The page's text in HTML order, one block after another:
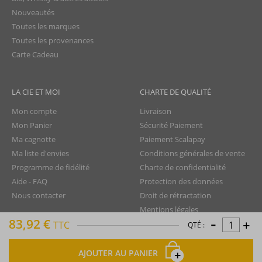
83,92 € TTC QTÉ : - +
AJOUTER AU PANIER
Nouveautés
Toutes les marques
Toutes les provenances
Carte Cadeau
LA CIE ET MOI
Mon compte
Mon Panier
Ma cagnotte
Ma liste d'envies
Programme de fidélité
Aide - FAQ
Nous contacter
CHARTE DE QUALITÉ
Livraison
Sécurité Paiement
Paiement Scalapay
Conditions générales de vente
Charte de confidentialité
Protection des données
Droit de rétractation
Mentions légales
Plan du site